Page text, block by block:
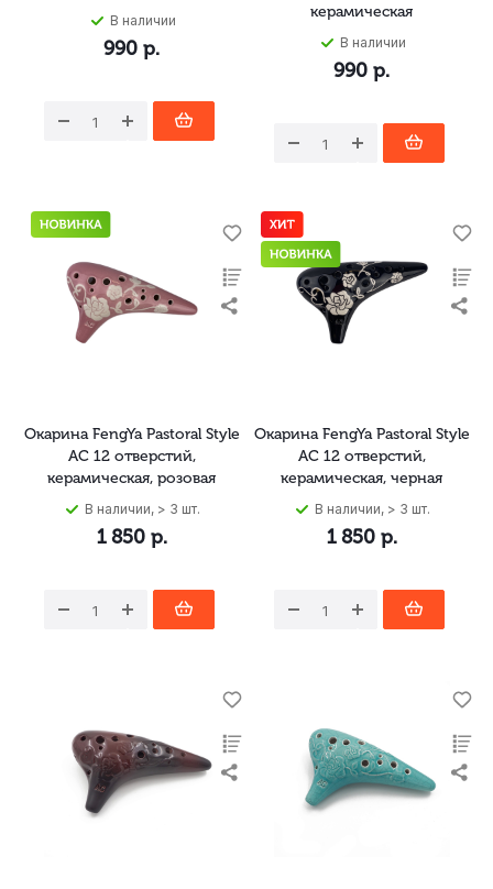
В наличии
990 р.
керамическая
В наличии
990 р.
Окарина FengYa Pastoral Style
AC 12 отверстий,
керамическая, розовая
В наличии, > 3 шт.
1 850р.
Окарина FengYa Pastoral Style
AC 12 отверстий,
керамическая, черная
В наличии, > 3 шт.
1 850р.